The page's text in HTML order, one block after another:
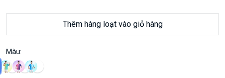
Thêm hàng loạt vào giỏ hàng
Màu: